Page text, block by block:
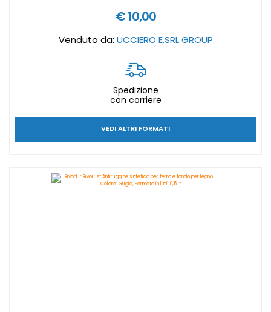
€ 10,00
Venduto da: UCCIERO E.SRL GROUP
Spedizione
con corriere
VEDI ALTRI FORMATI